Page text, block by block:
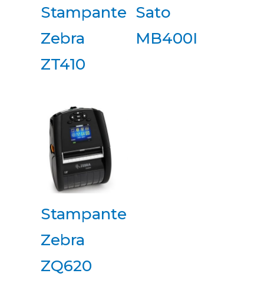
Stampante
Zebra
ZT410
Sato
MB400I
Stampante
Zebra
ZQ620